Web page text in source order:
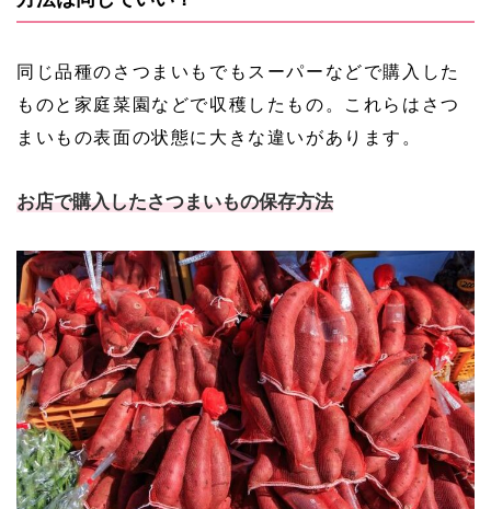
同じ品種のさつまいもでもスーパーなどで購入した
ものと家庭菜園などで収穫したもの。これらはさつ
まいもの表面の状態に大きな違いがあります。
お店で購入したさつまいもの保存方法